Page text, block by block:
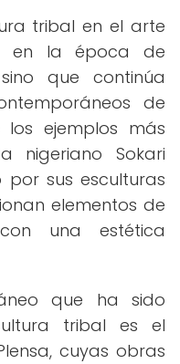
tribal en el arte
en la época de
que continúa
de
ejemplos más
nigeriano Sokari
sus esculturas
elementos de
una estética
que ha sido
tribal es el
cuyas obras